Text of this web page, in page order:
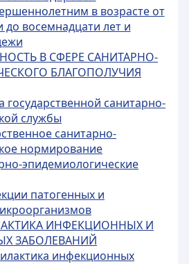
в возрасте от
до восемнадцати лет и
В СФЕРЕ САНИТАРНО-
БЛАГОПОЛУЧИЯ
государственной санитарно-
службы
санитарно-
нормирование
эпидемиологические
патогенных и
ИНФЕКЦИОННЫХ И
ЗАБОЛЕВАНИЙ
инфекционных